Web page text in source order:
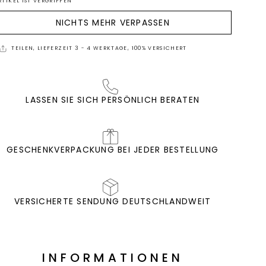
NICHTS MEHR VERPASSEN
TEILEN, LIEFERZEIT 3 - 4 WERKTAGE, 100% VERSICHERT
LASSEN SIE SICH PERSÖNLICH BERATEN
GESCHENKVERPACKUNG BEI JEDER BESTELLUNG
VERSICHERTE SENDUNG DEUTSCHLANDWEIT
INFORMATIONEN